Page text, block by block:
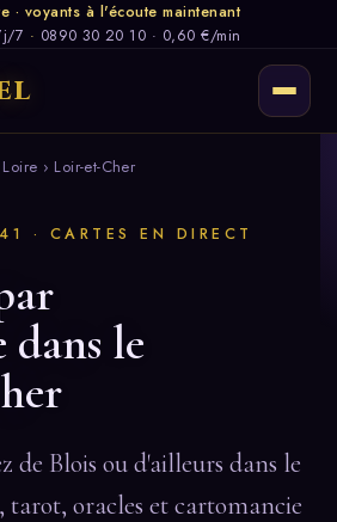
· voyants à l'écoute maintenant
7 · 0890 30 20 10 · 0,60 €/min
› Loir-et-Cher
· CARTES EN DIRECT
dans le
de Blois ou d'ailleurs dans le
tarot, oracles et cartomancie